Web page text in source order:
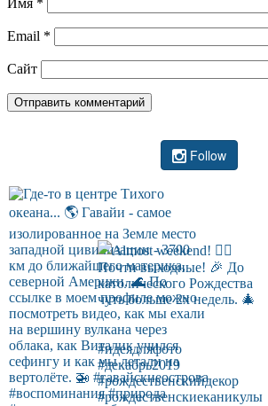
Email *
Сайт